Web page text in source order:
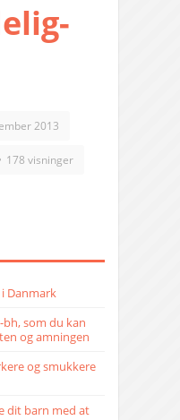
2013
178 visninger
Danmark
som du kan
og amningen
og smukkere
dit barn med at